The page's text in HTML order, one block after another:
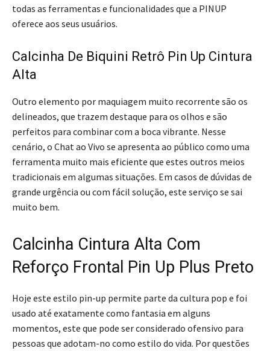
todas as ferramentas e funcionalidades que a PINUP
oferece aos seus usuários.
Calcinha De Biquini Retrô Pin Up Cintura
Alta
Outro elemento por maquiagem muito recorrente são os
delineados, que trazem destaque para os olhos e são
perfeitos para combinar com a boca vibrante. Nesse
cenário, o Chat ao Vivo se apresenta ao público como uma
ferramenta muito mais eficiente que estes outros meios
tradicionais em algumas situações. Em casos de dúvidas de
grande urgência ou com fácil solução, este serviço se sai
muito bem.
Calcinha Cintura Alta Com
Reforço Frontal Pin Up Plus Preto
Hoje este estilo pin-up permite parte da cultura pop e foi
usado até exatamente como fantasia em alguns
momentos, este que pode ser considerado ofensivo para
pessoas que adotam-no como estilo do vida. Por questões